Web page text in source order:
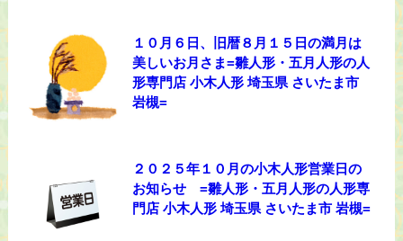
１０月６日、旧暦８月１５日の満月は
美しいお月さま=雛人形・五月人形の人
形専門店 小木人形 埼玉県 さいたま市
岩槻=
２０２５年１０月の小木人形営業日の
お知らせ =雛人形・五月人形の人形専
門店 小木人形 埼玉県 さいたま市 岩槻=